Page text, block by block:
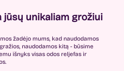
jūsų unikaliam grožiui
žadėjo mums, kad naudodamos
naudodamos kitą - būsime
išnyks visas odos reljefas ir